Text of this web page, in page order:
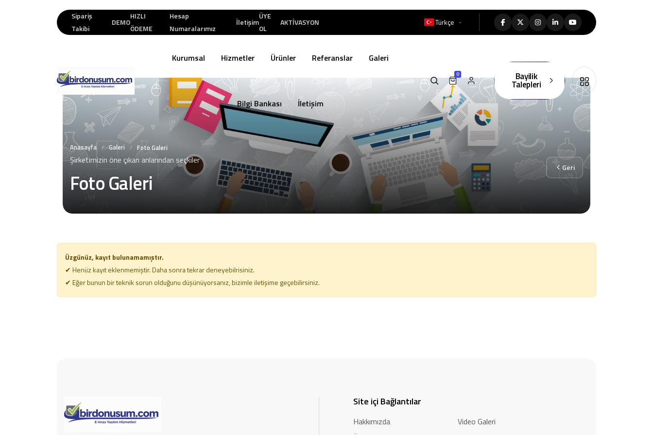
Sipariş
Takibi
DEMO
HIZLI
ÖDEME
Hesap
Numaralarımız
İletişim
ÜYE
OL
AKTİVASYON Türkçe
Kurumsal Hizmetler Ürünler Referanslar Galeri
Bilgi Bankası İletişim
0 Bayilik
Talepleri
Foto Galeri
Şirketimizin öne çıkan anlarından seçkiler
Anasayfa / Galeri / Foto Galeri
Geri
Üzgünüz, kayıt bulunamamıştır.
✔ Henüz kayıt eklenmemiştir. Daha sonra tekrar deneyebilrisiniz.
✔ Eğer bunun bir teknik sorun olduğunu düşünüyorsanız, bizimle iletişime geçebilirsiniz.
Site içi Bağlantılar
Hakkımızda
Video Galeri